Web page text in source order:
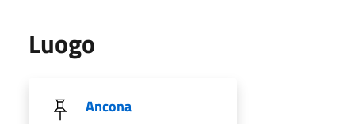
Luogo
Ancona